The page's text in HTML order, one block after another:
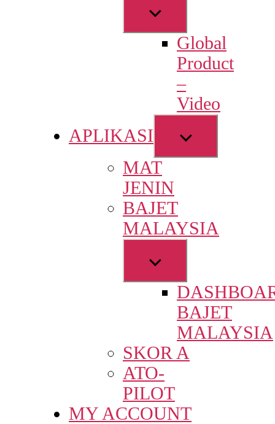
Show
sub
menuGlobal
Product
–
Video
APLIKASI
Show
sub
MAT
JENIN
BAJET
MALAYSIA
Show
sub
menu
BAJET
MALAYSIA
SKOR A
ATO-
PILOT
MY ACCOUNT